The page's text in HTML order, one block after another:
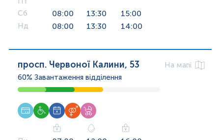
Сб
08:00 13:30 15:00
Нд 08:00 13:30 14:00
просп. Червоної Калини, 53
На мапі
60% Завантаження відділення